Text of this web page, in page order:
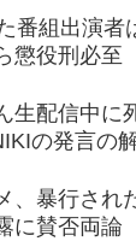
番組出演者
懲役刑必至
生配信中に
の発言の
、暴行され
に賛否両論